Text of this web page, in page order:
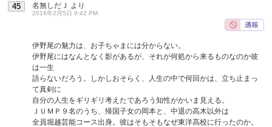
45 名無しだＪ より
2016年2月5日 9:42 PM
伊野尾の魅力は、お子ちゃまには分からない。
伊野尾にはなんとなく影があるが、それが何処から来るものなのか彼
は一生
語らないだろう。しかしおそらく、人生の中で何回かは、立ち止まっ
て真剣に
自分の人生をギリギリ考えたであろう知性がかいま見える。
ＪＵＭＰ９名のうち、帰国子女の岡本と、中退の高木以外は
全員堀越芸能コース出身。彼はそもそもなぜ東洋高校に行ったのか。